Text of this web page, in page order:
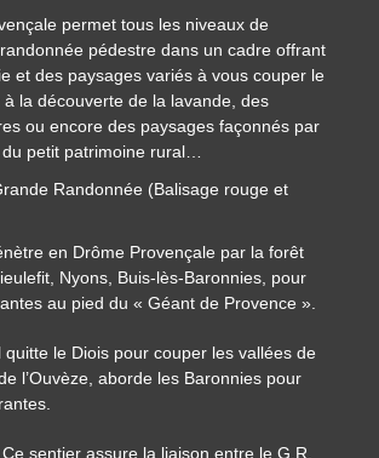
permet tous les niveaux de
pédestre dans un cadre offrant
et des paysages variés à vous couper le
la découverte de la lavande, des
ou encore des paysages façonnés par
du petit patrimoine rural…
Randonnée (Balisage rouge et
en Drôme Provençale par la forêt
Nyons, Buis-lès-Baronnies, pour
au pied du « Géant de Provence ».
quitte le Diois pour couper les vallées de
l’Ouvèze, aborde les Baronnies pour
sentier assure la liaison entre le G.R.